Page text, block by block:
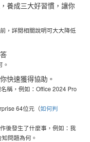
養成三大好習慣，讓你
，詳閱相關說明可大大降低
快速獲得協助。
，例如：Office 2024 Pro
64位元（如何判
生了什麼事，例如：我
問題為何。